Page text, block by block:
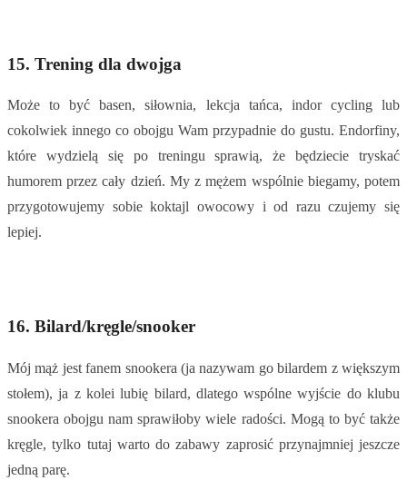
15. Trening dla dwojga
Może to być basen, siłownia, lekcja tańca, indor cycling lub
cokolwiek innego co obojgu Wam przypadnie do gustu. Endorfiny,
które wydzielą się po treningu sprawią, że będziecie tryskać
humorem przez cały dzień. My z mężem wspólnie biegamy, potem
przygotowujemy sobie koktajl owocowy i od razu czujemy się
lepiej.
16. Bilard/kręgle/snooker
Mój mąż jest fanem snookera (ja nazywam go bilardem z większym
stołem), ja z kolei lubię bilard, dlatego wspólne wyjście do klubu
snookera obojgu nam sprawiłoby wiele radości. Mogą to być także
kręgle, tylko tutaj warto do zabawy zaprosić przynajmniej jeszcze
jedną parę.